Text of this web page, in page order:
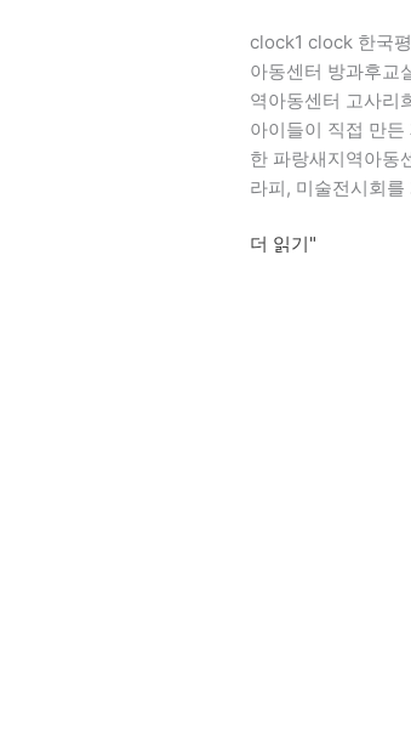
clock1 clock 한국
아동센터 방과후교
역아동센터 고사리
아이들이 직접 만
한 파랑새지역아동
라피, 미술전시회
더 읽기"